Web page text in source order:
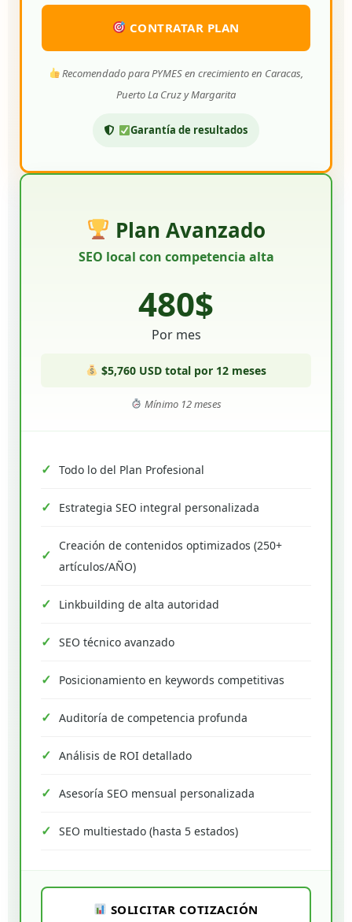
CONTRATAR PLAN
Recomendado para PYMES en crecimiento en Caracas,
Puerto La Cruz y Margarita
Garantía de resultados
Plan Avanzado
SEO local con competencia alta
480$
Por mes
$5,760 USD total por 12 meses
Mínimo 12 meses
Todo lo del Plan Profesional
Estrategia SEO integral personalizada
Creación de contenidos optimizados (250+
artículos/AÑO)
Linkbuilding de alta autoridad
SEO técnico avanzado
Posicionamiento en keywords competitivas
Auditoría de competencia profunda
Análisis de ROI detallado
Asesoría SEO mensual personalizada
SEO multiestado (hasta 5 estados)
SOLICITAR COTIZACIÓN